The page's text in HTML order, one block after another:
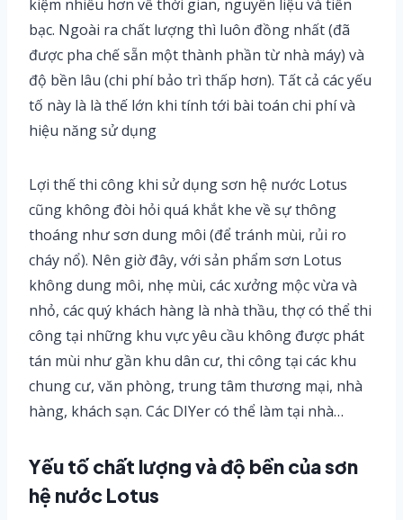
kiệm nhiều hơn về thời gian, nguyên liệu và tiền
bạc. Ngoài ra chất lượng thì luôn đồng nhất (đã
được pha chế sẵn một thành phần từ nhà máy) và
độ bền lâu (chi phí bảo trì thấp hơn). Tất cả các yếu
tố này là là thế lớn khi tính tới bài toán chi phí và
hiệu năng sử dụng
Lợi thế thi công khi sử dụng sơn hệ nước Lotus
cũng không đòi hỏi quá khắt khe về sự thông
thoáng như sơn dung môi (để tránh mùi, rủi ro
cháy nổ). Nên giờ đây, với sản phẩm sơn Lotus
không dung môi, nhẹ mùi, các xưởng mộc vừa và
nhỏ, các quý khách hàng là nhà thầu, thợ có thể thi
công tại những khu vực yêu cầu không được phát
tán mùi như gần khu dân cư, thi công tại các khu
chung cư, văn phòng, trung tâm thương mại, nhà
hàng, khách sạn. Các DIYer có thể làm tại nhà…
Yếu tố chất lượng và độ bền của sơn
hệ nước Lotus